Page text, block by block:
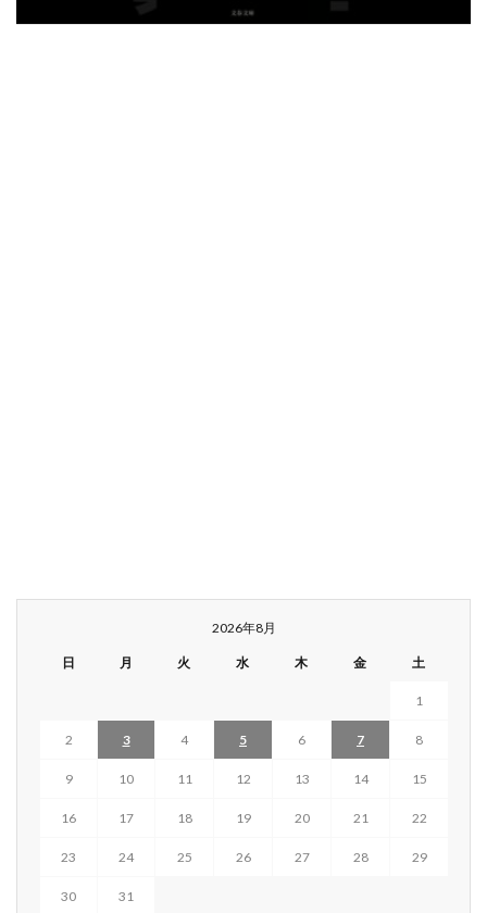
2026年8月
日 月 火 水 木 金 土
1
2 3 4 5 6 7 8
9 10 11 12 13 14 15
16 17 18 19 20 21 22
23 24 25 26 27 28 29
30
31